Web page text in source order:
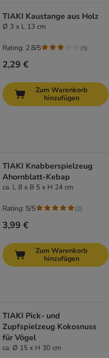
TIAKI Kaustange aus Holz
Ø 3 x L 13 cm
2,29 €
Rating: 2.8/5 (5)
Zum Warenkorb
hinzufügen
TIAKI Knabberspielzeug
Ahornblatt-Kebap
ca. L 8 x B 5 x H 24 cm
3,99 €
Rating: 5/5 (2)
Zum Warenkorb
hinzufügen
TIAKI Pick- und
Zupfspielzeug Kokosnuss
für Vögel
ca. Ø 15 x H 30 cm